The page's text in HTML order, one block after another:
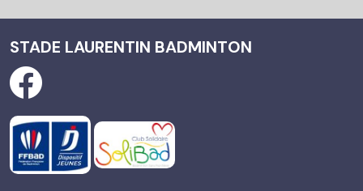
STADE LAURENTIN BADMINTON